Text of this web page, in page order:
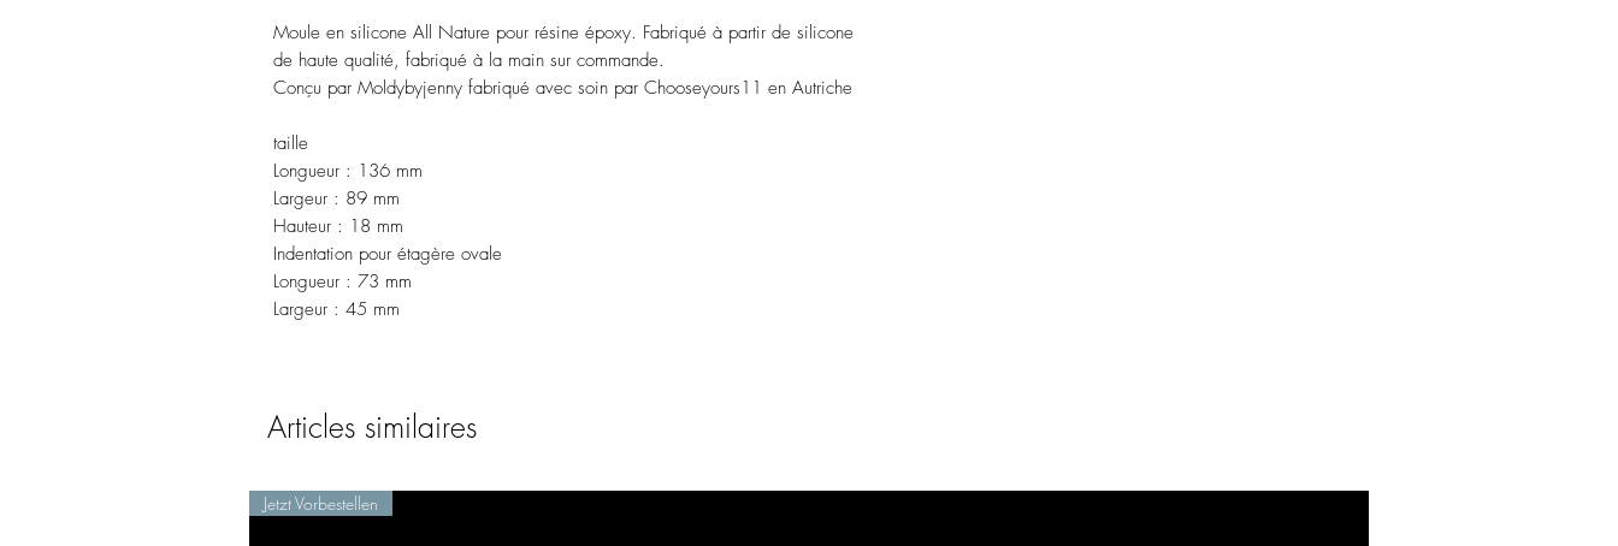
Moule en silicone All Nature pour résine époxy. Fabriqué à partir de silicone
de haute qualité, fabriqué à la main sur commande.
Conçu par Moldybyjenny fabriqué avec soin par Chooseyours11 en Autriche
taille
Longueur : 136 mm
Largeur : 89 mm
Hauteur : 18 mm
Indentation pour étagère ovale
Longueur : 73 mm
Largeur : 45 mm
Articles similaires
Jetzt Vorbestellen